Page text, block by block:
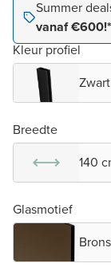
Summer
vanaf €600!*
Kleur profiel
Zwart
Breedte
140
Glasmotief
Brons